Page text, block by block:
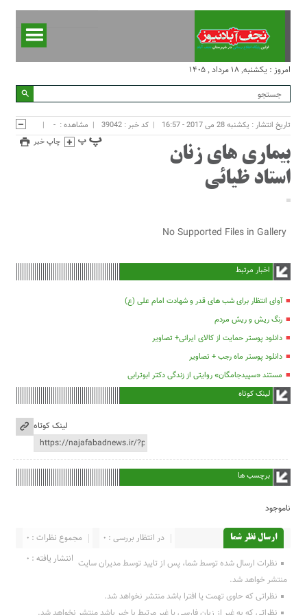
امروز : یکشنبه, ۱۸ مرداد , ۱۴۰۵
تاریخ انتشار : یکشنبه 28 می 2017 - 16:57 کد خبر : 39042 مشاهده : -
چاپ خبر
بیماری های زنان
استاد ظیائی
No Supported Files in Gallery
اخبار مرتبط
آوای انتظار برای شب های قدر و شهادت امام علی (ع)
رنگ ریش و ریش مردم
دانلود پوستر حمایت از کالای ایرانی+ تصاویر
دانلود پوستر ماه رجب + تصاویر
مستند «سپیدجامگان» روایتی از زندگی دکتر ابوترابی
لینک کوتاه
لینک کوتاه
برچسب ها
ناموجود
ارسال نظر شما مجموع نظرات : 0
در انتظار بررسی : 0
انتشار یافته : 0 نظرات ارسال شده توسط شما، پس از تایید توسط مدیران سایت
منتشر خواهد شد.
نظراتی که حاوی تهمت یا افترا باشد منتشر نخواهد شد.